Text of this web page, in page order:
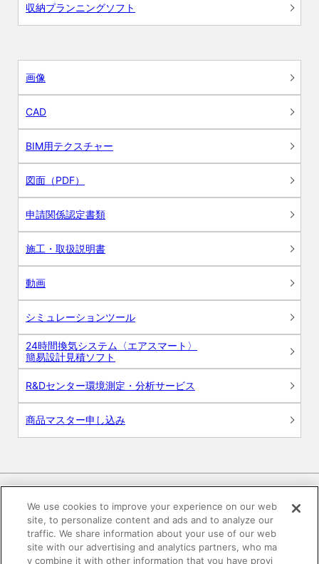
収納プランニングソフト
画像
CAD
BIM用テクスチャー
図面（PDF）
申請関係認定書類
施工・取扱説明書
動画
シミュレーションツール
24時間換気システム〈エアスマート〉
簡易設計見積ソフト
R&Dセンター環境測定・分析サービス
商品マスター申し込み
電子公告 このWEBサイトについて
プライバシーポリシー
We use cookies to improve your experience on our web
site, to personalize content and ads and to analyze our
traffic. We share information about your use of our web
site with our advertising and analytics partners, who ma
y combine it with other information that you have provi